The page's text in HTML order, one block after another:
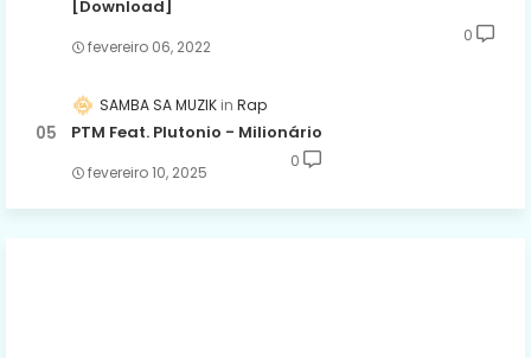
[Download]
fevereiro 06, 2022
0
SAMBA SA MUZIK Rap
PTM Feat. Plutonio - Milionário
fevereiro 10, 2025
0